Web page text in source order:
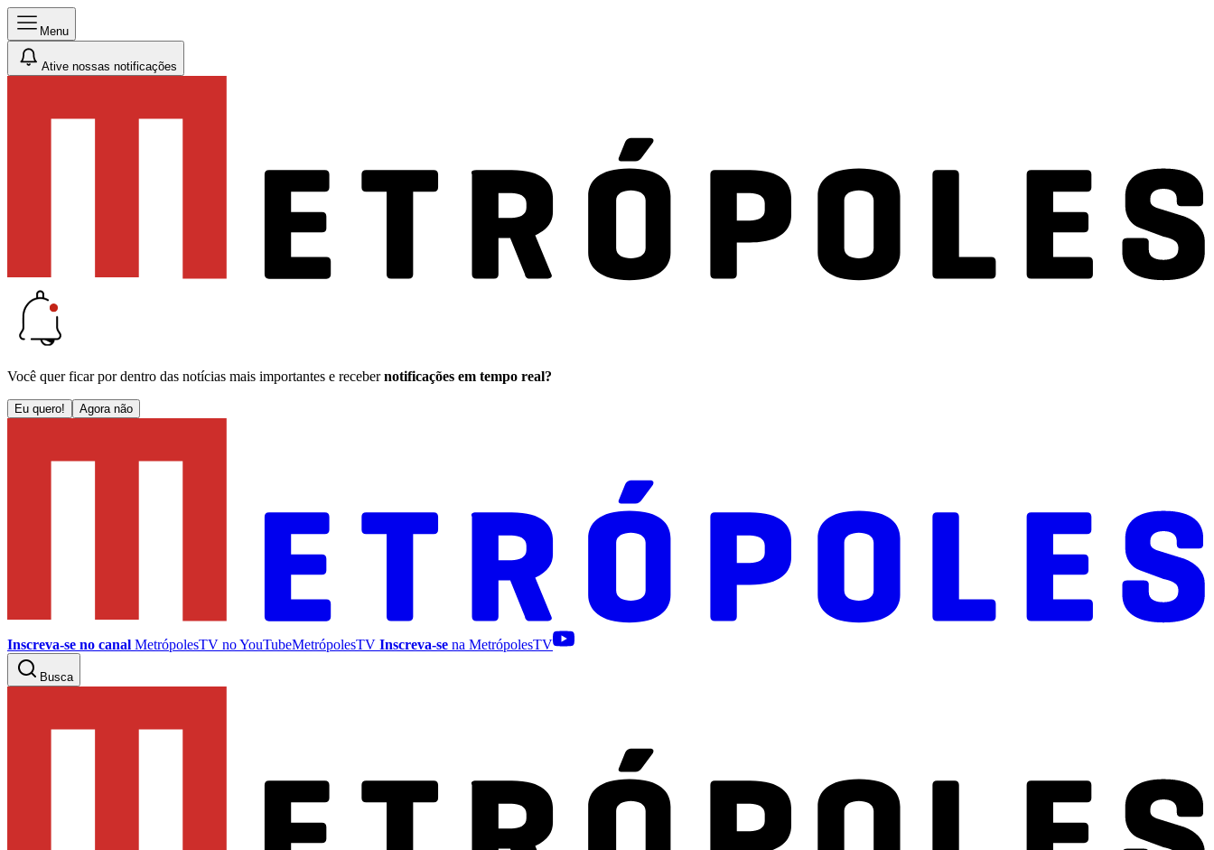
Menu
Ative nossas notificações
Você quer ficar por dentro das notícias mais importantes e receber notificações em tempo real?
Eu quero! Agora não
Inscreva-se no canal MetrópolesTV noYouTubeMetrópolesTV Inscreva-se na MetrópolesTV
Busca